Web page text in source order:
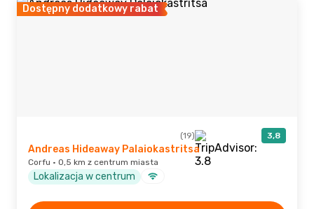
Dostępny dodatkowy rabat
(19) 3,8
Andreas Hideaway Palaiokastritsa
Corfu · 0,5 km z centrum miasta
Lokalizacja w centrum